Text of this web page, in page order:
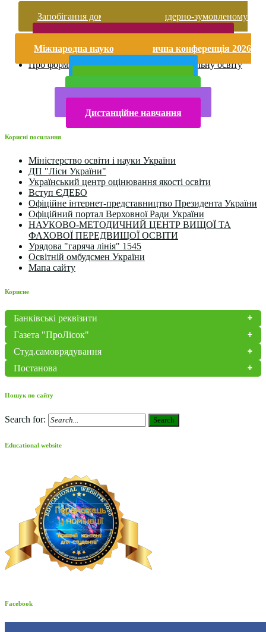
Нормативно-правова база
Форма заяви здобувача
Перелік професій
Майстри сервісних центрів
Про формальну, неформальну та інформальну освіту
Запобігання домашньому та гендерно-зумовленому
Міжнародна науково-практична конференція 2026
Дистанційне навчання
Корисні посилання
Міністерство освіти і науки України
ДП "Ліси України"
Український центр оцінювання якості освіти
Вступ ЄДЕБО
Офіційне інтернет-представництво Президента України
Офіційний портал Верховної Ради України
НАУКОВО-МЕТОДИЧНИЙ ЦЕНТР ВИЩОЇ ТА
ФАХОВОЇ ПЕРЕДВИЩОЇ ОСВІТИ
Урядова "гаряча лінія" 1545
Освітній омбудсмен України
Мапа сайту
Корисне
Банківські реквізити
Газета "ПроЛісок"
Студ.самоврядування
Постанова
Пошук по сайту
Search for: Search
Educational website
Facebook